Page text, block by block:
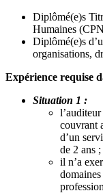
Diplômé(e)s
Humaines
Diplômé(e)s
organisations,
Expérience requise
Situation 1 :
couvrant
d’un
de 2 ans ;
il n’a